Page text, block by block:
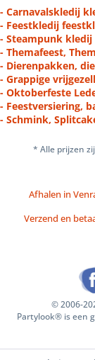
- Carnavalskledij
- Feestkledij
- Steampunk kledij
- Themafeest,
- Dierenpakken,
- Grappige
- Oktoberfeste
- Feestversiering,
- Schmink,
* Alle prijzen
Afhalen in
Verzend en
© 2006-
Partylook® is een